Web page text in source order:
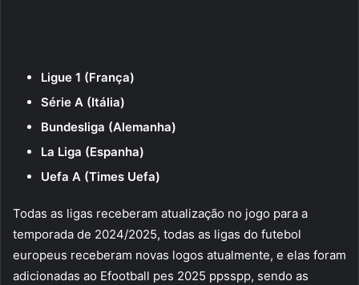
Ligue 1 (França)
Série A (Itália)
Bundesliga (Alemanha)
La Liga (Espanha)
Uefa A (Times Uefa)
Todas as ligas receberam atualização no jogo para a
temporada de 2024/2025, todas as ligas do futebol
europeus receberam novas logos atualmente, e elas foram
adicionadas ao Efootball pes 2025 ppsspp, sendo as